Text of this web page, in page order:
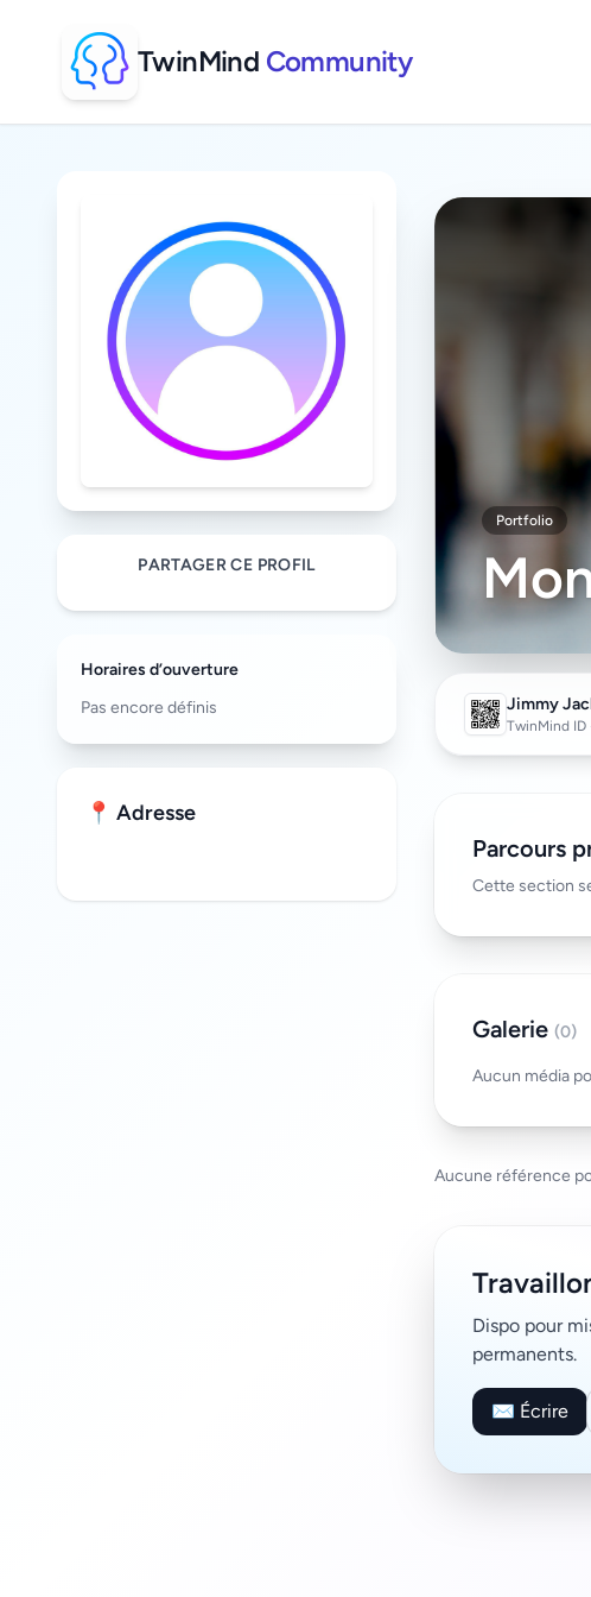
TwinMind Community
PARTAGER CE PROFIL
Horaires d’ouverture
Pas encore définis
📍 Adresse
Portfolio
Jimmy
TwinMind ID
Parcours
Cette section
Galerie (0)
Aucun média
Aucune référence
Dispo pour
permanents.
✉️ Écrire